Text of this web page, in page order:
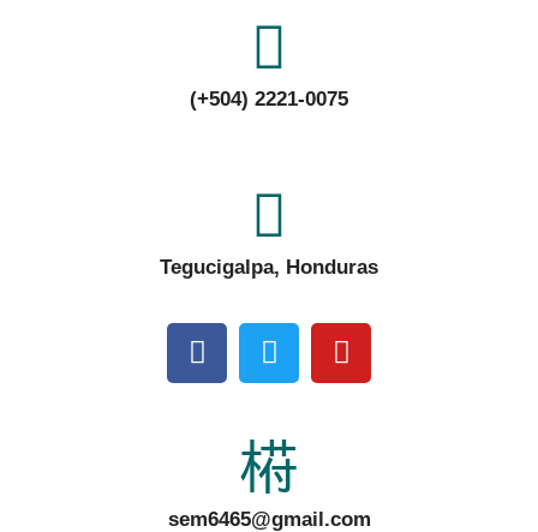
(+504) 2221-0075
Tegucigalpa, Honduras
sem6465@gmail.com